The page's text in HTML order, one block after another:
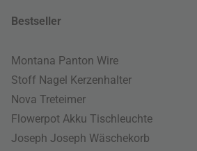
Bestseller
Montana Panton Wire
Stoff Nagel Kerzenhalter
Nova Treteimer
Flowerpot Akku Tischleuchte
Joseph Joseph Wäschekorb